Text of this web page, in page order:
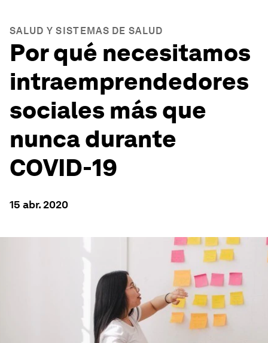
SALUD Y SISTEMAS DE SALUD
Por qué necesitamos
intraemprendedores
sociales más que
nunca durante
COVID-19
15 abr. 2020